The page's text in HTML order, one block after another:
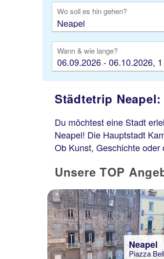
Wo soll es hin gehen?
Wann & wie lange?
06.09.2026 - 06.10.2026, 1
Städtetrip
Du möchtest eine Stadt
Neapel! Die Hauptstadt
Ob Kunst, Geschichte oder
Unsere TOP
Neapel
Piazza